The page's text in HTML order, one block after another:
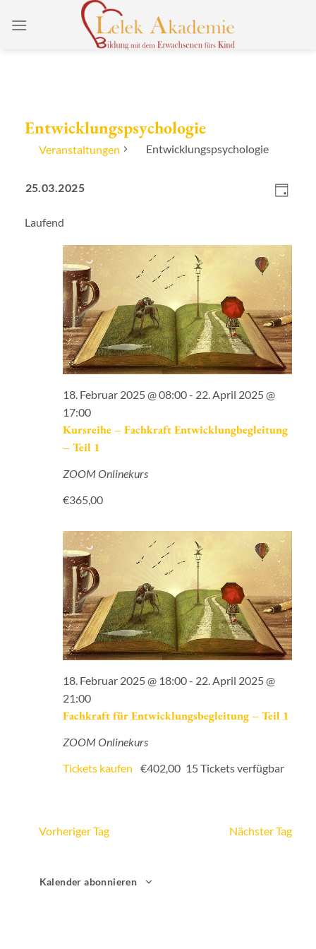
Inhalt
Entwicklungspsychologie
Veranstaltungen Entwicklungspsychologie
Veranstaltungen
25.
Tag
25.03.2025
wählen.
Laufend
Kursreihe – Fachkraft Entwicklungbegleitung
– Teil 1
18. Februar 2025 @ 08:00- 22. April 2025 @
17:00
ZOOM Onlinekurs
€365,00
Fachkraft für Entwicklungsbegleitung – Teil 1
18. Februar 2025 @ 18:00- 22. April 2025 @
21:00
ZOOM Onlinekurs
Tickets kaufen
€402,00 15 Tickets verfügbar
Vorheriger Tag Nächster Tag
Kalender abonnieren